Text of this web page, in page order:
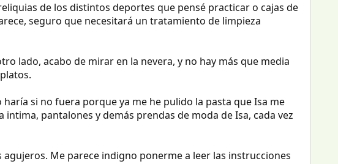
de los distintos deportes que pensé practicar o cajas de
seguro que necesitará un tratamiento de limpieza
lado, acabo de mirar en la nevera, y no hay más que media
si no fuera porque ya me he pulido la pasta que Isa me
pantalones y demás prendas de moda de Isa, cada vez
Me parece indigno ponerme a leer las instrucciones